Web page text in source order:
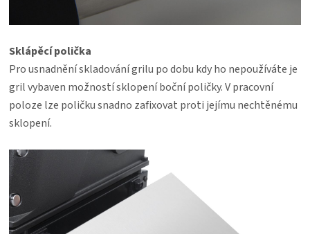
Sklápěcí polička
Pro usnadnění skladování grilu po dobu kdy ho nepoužíváte je
gril vybaven možností sklopení boční poličky. V pracovní
poloze lze poličku snadno zafixovat proti jejímu nechtěnému
sklopení.